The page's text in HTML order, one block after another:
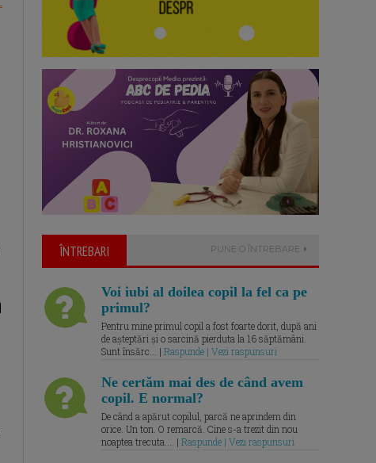
ÎNTREBARI PUNE O ÎNTREBARE
Voi iubi al doilea copil la fel ca pe
primul?
Pentru mine primul copil a fost foarte dorit, după ani
de așteptări și o sarcină pierduta la 16 săptămâni.
Sunt însărc... | Raspunde | Vezi raspunsuri
Ne certăm mai des de când avem
copil. E normal?
De când a apărut copilul, parcă ne aprindem din
orice. Un ton. O remarcă. Cine s-a trezit din nou
noaptea trecuta.... | Raspunde | Vezi raspunsuri